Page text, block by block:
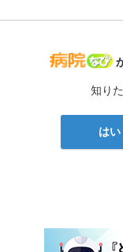
知り
はい